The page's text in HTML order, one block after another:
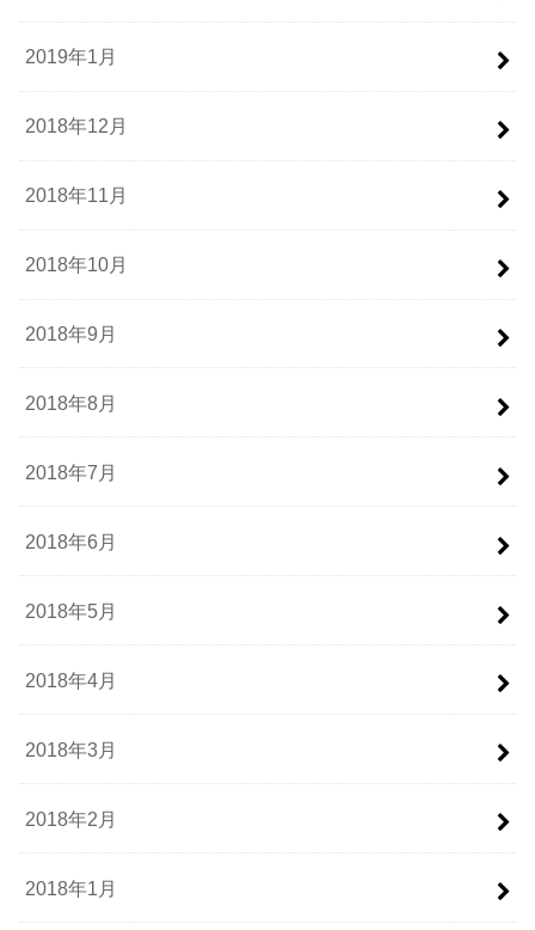
2019年1月
2018年12月
2018年11月
2018年10月
2018年9月
2018年8月
2018年7月
2018年6月
2018年5月
2018年4月
2018年3月
2018年2月
2018年1月